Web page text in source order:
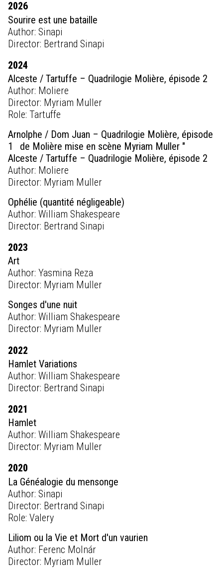
2026
Sourire est une bataille
Author: Sinapi
Director: Bertrand Sinapi
2024
Alceste / Tartuffe – Quadrilogie Molière, épisode 2
Author: Moliere
Director: Myriam Muller
Role: Tartuffe
Arnolphe / Dom Juan – Quadrilogie Molière, épisode
1 de Molière mise en scène Myriam Muller ″
Alceste / Tartuffe – Quadrilogie Molière, épisode 2
Author: Moliere
Director: Myriam Muller
Ophélie (quantité négligeable)
Author: William Shakespeare
Director: Bertrand Sinapi
2023
Art
Author: Yasmina Reza
Director: Myriam Muller
Songes d'une nuit
Author: William Shakespeare
Director: Myriam Muller
2022
Hamlet Variations
Author: William Shakespeare
Director: Bertrand Sinapi
2021
Hamlet
Author: William Shakespeare
Director: Myriam Muller
2020
La Généalogie du mensonge
Author: Sinapi
Director: Bertrand Sinapi
Role: Valery
Liliom ou la Vie et Mort d'un vaurien
Author: Ferenc Molnár
Director: Myriam Muller